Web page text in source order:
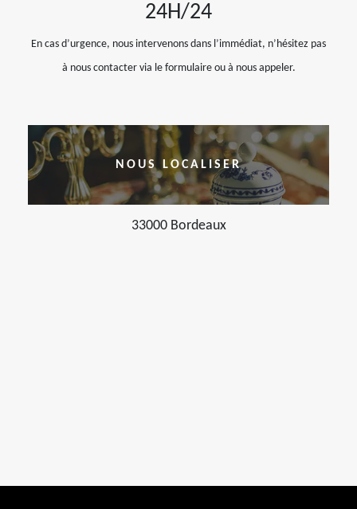
24H/24
En cas d’urgence, nous intervenons dans l’immédiat, n’hésitez pas
à nous contacter via le formulaire ou à nous appeler.
NOUS LOCALISER
33000 Bordeaux